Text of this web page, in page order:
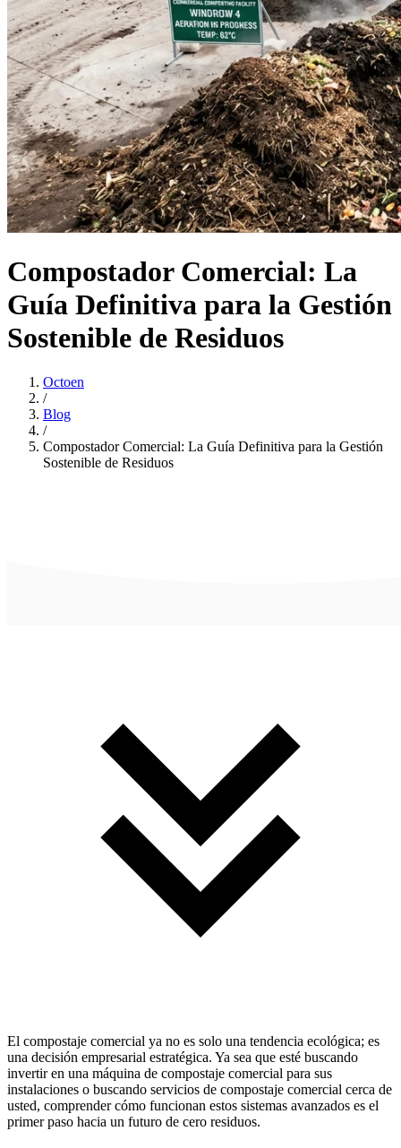
Compostador Comercial: La
Guía Definitiva para la Gestión
Sostenible de Residuos
Octoen
/
Blog
/
Compostador Comercial: La Guía Definitiva para la Gestión
Sostenible de Residuos
El compostaje comercial ya no es solo una tendencia ecológica; es
una decisión empresarial estratégica. Ya sea que esté buscando
invertir en una máquina de compostaje comercial para sus
instalaciones o buscando servicios de compostaje comercial cerca de
usted, comprender cómo funcionan estos sistemas avanzados es el
primer paso hacia un futuro de cero residuos.